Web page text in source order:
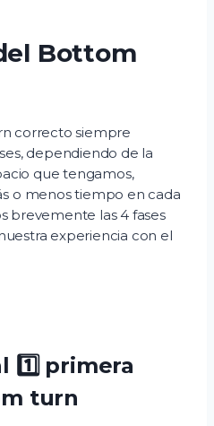
Bottom
correcto siempre
dependiendo de la
que tengamos,
o menos tiempo en cada
brevemente las 4 fases
experiencia con el
1️⃣ primera
turn